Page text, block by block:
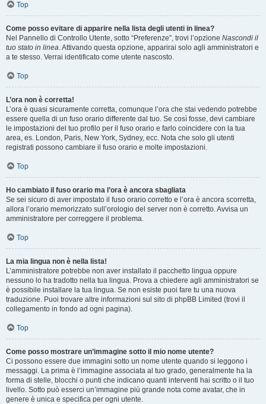
Top
Come posso evitare di apparire nella lista degli utenti in linea?
Nel Pannello di Controllo Utente, sotto “Preferenze”, trovi l’opzione Nascondi il
tuo stato in linea. Attivando questa opzione, apparirai solo agli amministratori e
a te stesso. Verrai identificato come utente nascosto.
Top
L’ora non è corretta!
L’ora è quasi sicuramente corretta, comunque l’ora che stai vedendo potrebbe
essere quella di un fuso orario differente dal tuo. Se così fosse, devi cambiare
le impostazioni del tuo profilo per il fuso orario e farlo coincidere con la tua
area, es. London, Paris, New York, Sydney, ecc. Nota che solo gli utenti
registrati possono cambiare il fuso orario e molte impostazioni.
Top
Ho cambiato il fuso orario ma l’ora è ancora sbagliata
Se sei sicuro di aver impostato il fuso orario corretto e l’ora è ancora scorretta,
allora l’orario memorizzato sull’orologio del server non è corretto. Avvisa un
amministratore per correggere il problema.
Top
La mia lingua non è nella lista!
L’amministratore potrebbe non aver installato il pacchetto lingua oppure
nessuno lo ha tradotto nella tua lingua. Prova a chiedere agli amministratori se
è possibile installare la tua lingua. Se non esiste puoi fare tu una nuova
traduzione. Puoi trovare altre informazioni sul sito di phpBB Limited (trovi il
collegamento in fondo ad ogni pagina).
Top
Come posso mostrare un’immagine sotto il mio nome utente?
Ci possono essere due immagini sotto un nome utente quando si leggono i
messaggi. La prima è l’immagine associata al tuo grado, generalmente ha la
forma di stelle, blocchi o punti che indicano quanti interventi hai scritto o il tuo
livello. Sotto può esserci un’immagine più grande nota come avatar, che in
genere è unica e specifica per ogni utente.